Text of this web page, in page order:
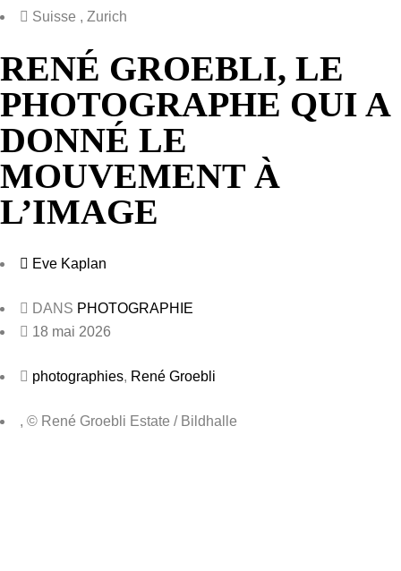
Suisse , Zurich
RENÉ GROEBLI, LE
PHOTOGRAPHE QUI A
DONNÉ LE
MOUVEMENT À
L’IMAGE
Eve Kaplan
DANS PHOTOGRAPHIE
18 mai 2026
photographies, René Groebli
, © René Groebli Estate / Bildhalle